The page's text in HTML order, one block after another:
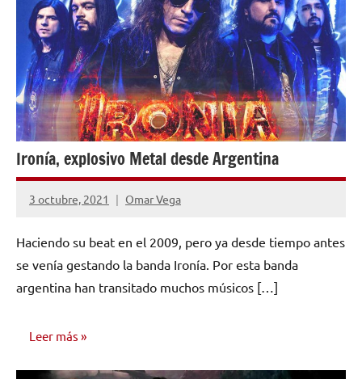
Ironía, explosivo Metal desde Argentina
3 octubre, 2021 Omar Vega
No
comentarios
Haciendo su beat en el 2009, pero ya desde tiempo antes
se venía gestando la banda Ironía. Por esta banda
argentina han transitado muchos músicos […]
Leer más